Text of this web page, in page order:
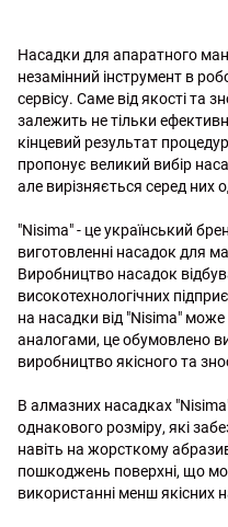
Насадки для апаратного
незамінний інструмент в
сервісу. Саме від якості та
залежить не тільки
кінцевий результат
пропонує великий вибір
але вирізняється серед них
"Nisima" - це український
виготовленні насадок для
Виробництво насадок
високотехнологічних
на насадки від "Nisima"
аналогами, це обумовлено
виробництво якісного та
В алмазних насадках
однакового розміру, які
навіть на жорсткому
пошкоджень поверхні, що
використанні менш якісних